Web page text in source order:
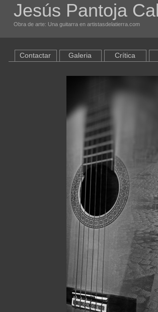
Jesús Pantoja
Obra de arte: Una guitarra en artistasdelatierra.com
Contactar Galeria Crítica